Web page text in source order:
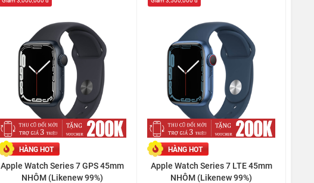
HÀNG HOT
Apple Watch Series 7 GPS 45mm
NHÔM (Likenew 99%)
HÀNG HOT
Apple Watch Series 7 LTE 45mm
NHÔM (Likenew 99%)